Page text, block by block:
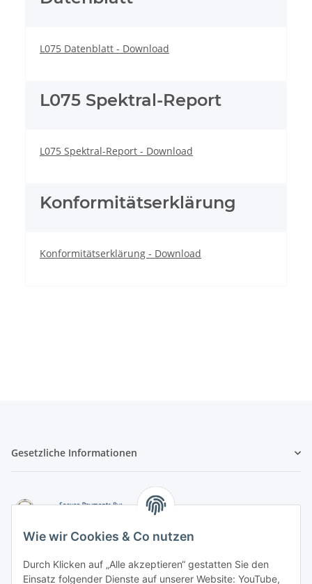
Wie wir Cookies & Co nutzen
Durch Klicken auf „Alle akzeptieren“ gestatten Sie den
Einsatz folgender Dienste auf unserer Website: YouTube,
L075 Datenblatt - Download
L075 Spektral-Report
L075 Spektral-Report - Download
Konformitätserklärung
Konformitätserklärung - Download
Gesetzliche Informationen